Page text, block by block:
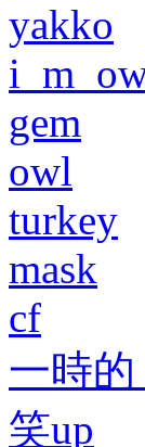
yakko
gem
owl
turkey
mask
cf
一時
笑up